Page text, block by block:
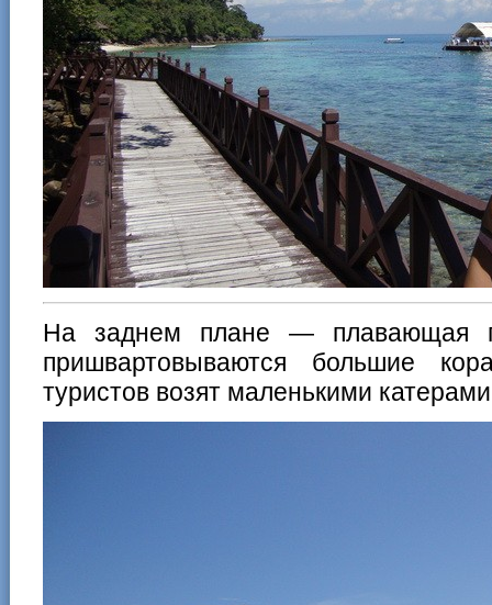
На заднем плане — плавающая
пришвартовываются большие
туристов возят маленькими